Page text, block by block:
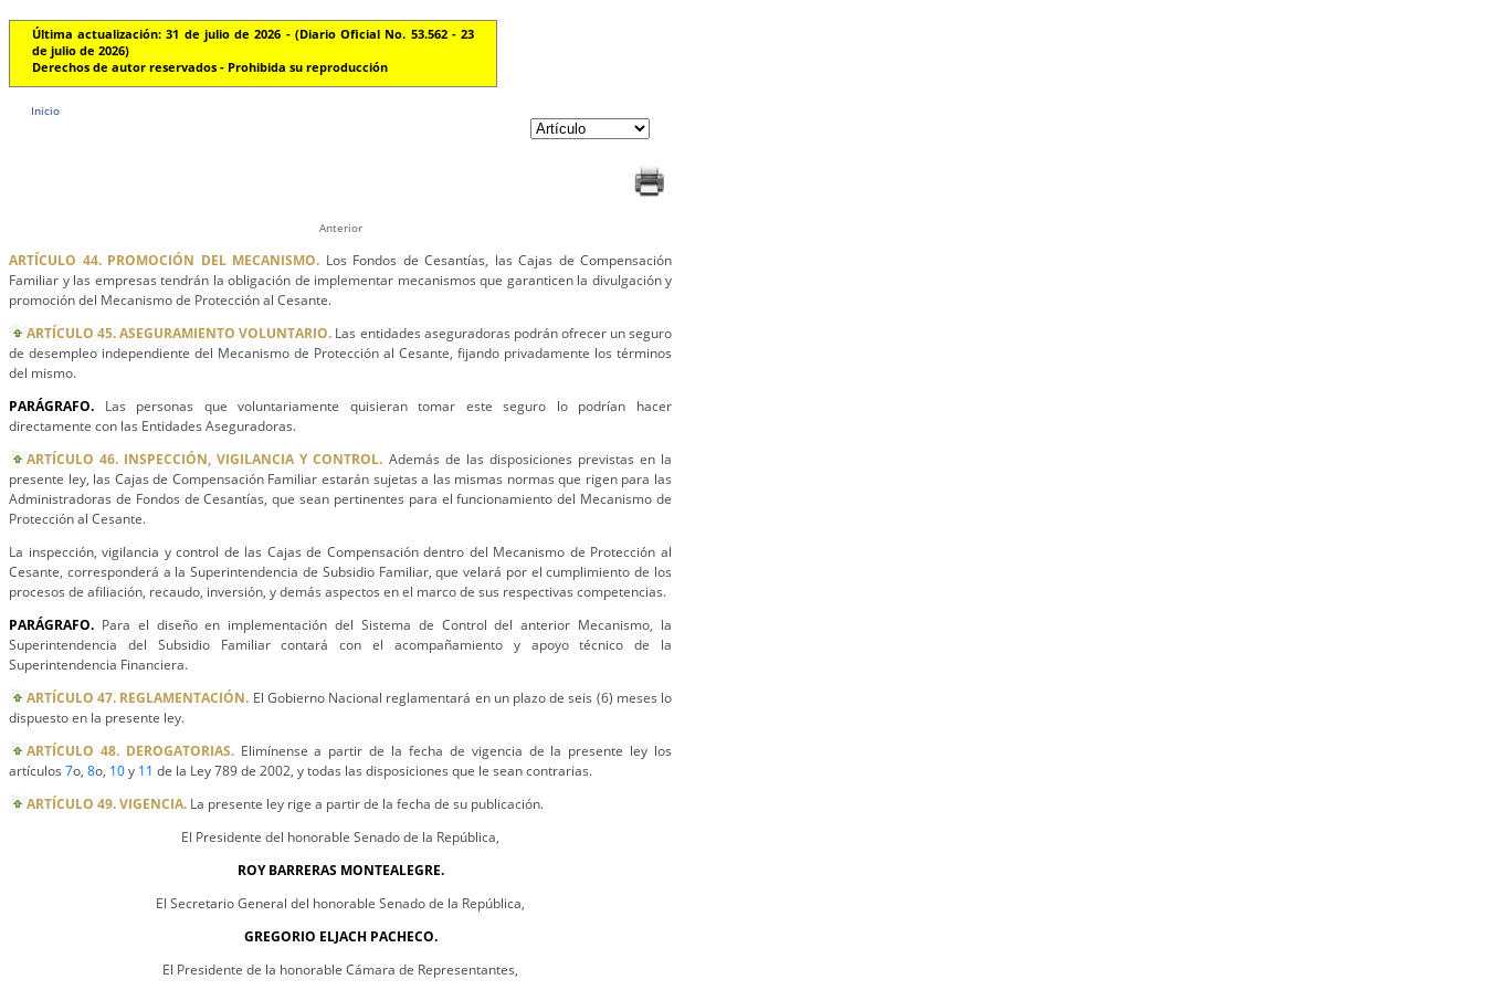
Última actualización: 31 de julio de 2026 - (Diario Oficial No. 53.562 - 23
de julio de 2026)
Derechos de autor reservados - Prohibida su reproducción
Inicio
Anterior
ARTÍCULO 44. PROMOCIÓN DEL MECANISMO. Los Fondos de Cesantías, las Cajas de Compensación
Familiar y las empresas tendrán la obligación de implementar mecanismos que garanticen la divulgación y
promoción del Mecanismo de Protección al Cesante.
ARTÍCULO 45. ASEGURAMIENTO VOLUNTARIO. Las entidades aseguradoras podrán ofrecer un seguro
de desempleo independiente del Mecanismo de Protección al Cesante, fijando privadamente los términos
del mismo.
PARÁGRAFO. Las personas que voluntariamente quisieran tomar este seguro lo podrían hacer
directamente con las Entidades Aseguradoras.
ARTÍCULO 46. INSPECCIÓN, VIGILANCIA Y CONTROL. Además de las disposiciones previstas en la
presente ley, las Cajas de Compensación Familiar estarán sujetas a las mismas normas que rigen para las
Administradoras de Fondos de Cesantías, que sean pertinentes para el funcionamiento del Mecanismo de
Protección al Cesante.
La inspección, vigilancia y control de las Cajas de Compensación dentro del Mecanismo de Protección al
Cesante, corresponderá a la Superintendencia de Subsidio Familiar, que velará por el cumplimiento de los
procesos de afiliación, recaudo, inversión, y demás aspectos en el marco de sus respectivas competencias.
PARÁGRAFO. Para el diseño en implementación del Sistema de Control del anterior Mecanismo, la
Superintendencia del Subsidio Familiar contará con el acompañamiento y apoyo técnico de la
Superintendencia Financiera.
ARTÍCULO 47. REGLAMENTACIÓN. El Gobierno Nacional reglamentará en un plazo de seis (6) meses lo
dispuesto en la presente ley.
ARTÍCULO 48. DEROGATORIAS.Elimínense a partir de la fecha de vigencia de la presente ley los
artículos 7o, 8o, 10y 11 de la Ley 789 de 2002, y todas las disposiciones que le sean contrarias.
ARTÍCULO 49. VIGENCIA. La presente ley rige a partir de la fecha de su publicación.
El Presidente del honorable Senado de la República,
ROY BARRERAS MONTEALEGRE.
El Secretario General del honorable Senado de la República,
GREGORIO ELJACH PACHECO.
El Presidente de la honorable Cámara de Representantes,